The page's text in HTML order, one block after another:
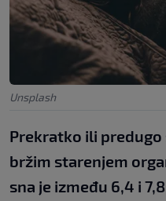
Unsplash
Prekratko ili predugo
bržim starenjem
sna je između 6,4 i